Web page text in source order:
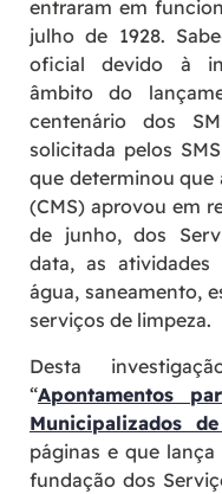
entraram em
julho de 1928.
oficial devido à
âmbito do
centenário dos
solicitada pelos
que determinou que
(CMS) aprovou em
de junho, dos
data, as atividades
água, saneamento,
serviços de limpeza.
Desta
“Apontamentos
Municipalizados
páginas e que
fundação dos